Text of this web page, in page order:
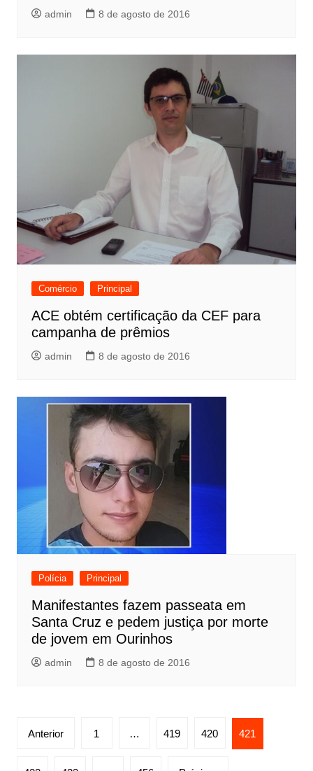
admin 8 de agosto de 2016
Comércio Principal
ACE obtém certificação da CEF para
campanha de prêmios
admin 8 de agosto de 2016
Polícia Principal
Manifestantes fazem passeata em
Santa Cruz e pedem justiça por morte
de jovem em Ourinhos
admin 8 de agosto de 2016
Anterior 1 … 419 420 421